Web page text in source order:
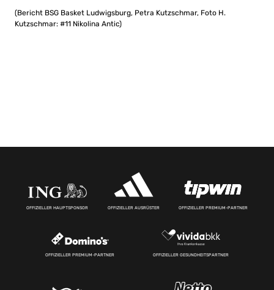
(Bericht BSG Basket Ludwigsburg, Petra Kutzschmar, Foto H.
Kutzschmar: #11 Nikolina Antic)
OFFIZIELLER HAUPTSPONSOR OFFIZIELLER AUSRÜSTER OFFIZIELLER PREMIUM-PARTNER
OFFIZIELLER PREMIUM-PARTNER OFFIZIELLER GESUNDHEITSPARTNER